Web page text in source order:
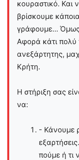
κουραστικό. Και
βρίσκουμε
γράφουμε...
Αφορά κάτι πολύ
ανεξάρτητης,
Kρήτη.
Η στήριξη σας
να:
- Κάνουμε
πούμε ή τι